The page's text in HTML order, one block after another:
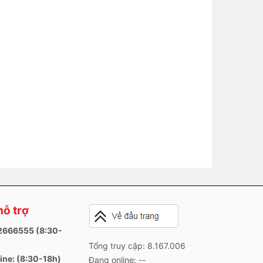
trợ
(8:30-
(8:30-18h)
Tổng truy cập: 8.167.006
Đang online: --